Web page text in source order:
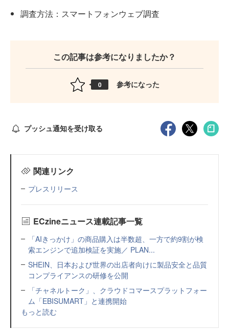
調査方法：スマートフォンウェブ調査
この記事は参考になりましたか？
0 参考になった
プッシュ通知を受け取る
関連リンク
プレスリリース
ECzineニュース連載記事一覧
「AIきっかけ」の商品購入は半数超、一方で約9割が検
索エンジンで追加検証を実施／ PLAN...
SHEIN、日本および世界の出店者向けに製品安全と品質
コンプライアンスの研修を公開
「チャネルトーク」、クラウドコマースプラットフォー
ム「EBISUMART」と連携開始
もっと読む